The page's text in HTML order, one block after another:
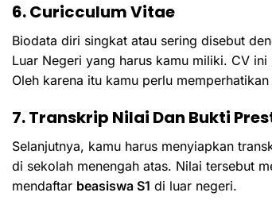
6. Curicculum Vitae
Biodata diri singkat atau sering disebut
Luar Negeri yang harus kamu miliki. CV
Oleh karena itu kamu perlu
7. Transkrip Nilai Dan Bukti
Selanjutnya, kamu harus menyiapkan
di sekolah menengah atas. Nilai tersebut
mendaftar beasiswa S1 di luar negeri.